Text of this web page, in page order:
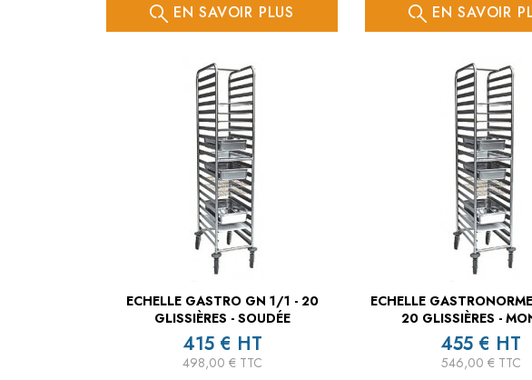
EN SAVOIR PLUS EN SAVOIR
ECHELLE GASTRO GN 1/1 - 20
GLISSIÈRES - SOUDÉE
415 € HT
498,00 € TTC
ECHELLE
20 GLISSIÈRES -
455 € HT
546,00 € TTC